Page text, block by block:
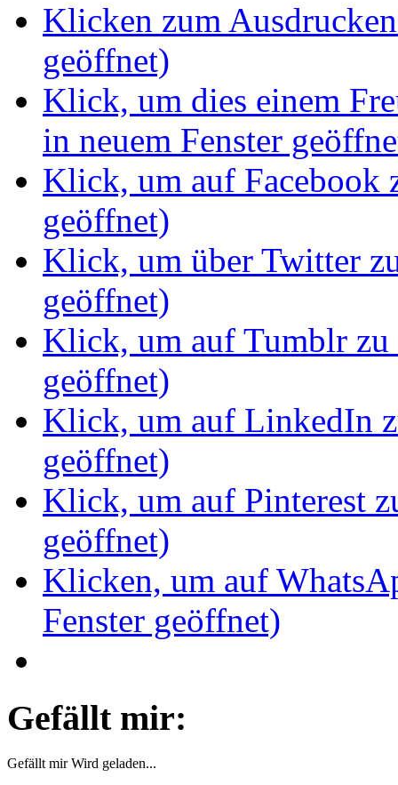
Klicken zum
geöffnet)
Klick, um dies einem
in neuem Fenster
Klick, um auf Facebook
geöffnet)
Klick, um über Twitter
geöffnet)
Klick, um auf Tumblr zu
geöffnet)
Klick, um auf LinkedIn
geöffnet)
Klick, um auf Pinterest
geöffnet)
Klicken, um auf
Fenster geöffnet)
Gefällt mir:
Gefällt mir Wird geladen...